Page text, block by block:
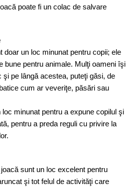
poate fi un colac de salvare
doar un loc minunat pentru copii; ele
bune pentru animale. Mulţi oameni îşi
pe lângă acestea, puteţi găsi, de
cum ar veveriţe, păsări sau
minunat pentru a expune copilul şi
pentru a preda reguli cu privire la
sunt un loc excelent pentru
şi tot felul de activităţi care